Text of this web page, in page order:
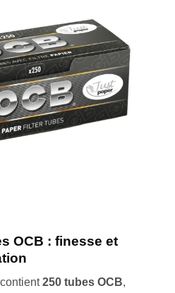
OCB : finesse et
250 tubes OCB,